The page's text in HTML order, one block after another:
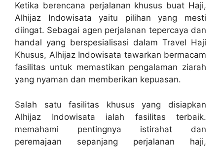
Ketika berencana perjalanan khusus buat Haji,
Alhijaz Indowisata yaitu pilihan yang mesti
diingat. Sebagai agen perjalanan tepercaya dan
handal yang berspesialisasi dalam Travel Haji
Khusus, Alhijaz Indowisata tawarkan bermacam
fasilitas untuk memastikan pengalaman ziarah
yang nyaman dan memberikan kepuasan.
Salah satu fasilitas khusus yang disiapkan
Alhijaz Indowisata ialah fasilitas terbaik.
memahami pentingnya istirahat dan
peremajaan sepanjang perjalanan haji,